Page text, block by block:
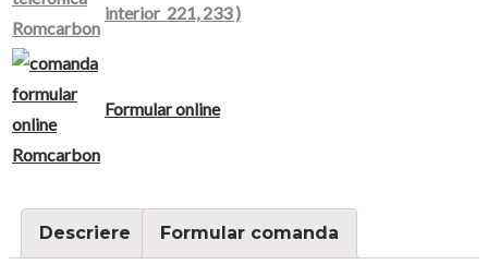
interior 221, 233 )
Formular online
Descriere Formular comanda